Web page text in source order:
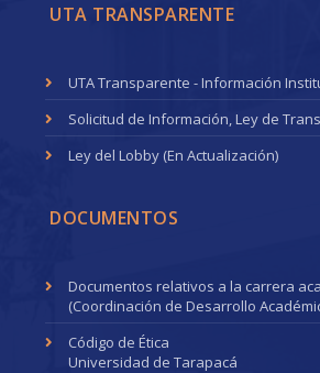
UTA TRANSPARENTE
UTA Transparente - Información
Solicitud de Información, Ley de
Ley del Lobby (En Actualización)
DOCUMENTOS
Documentos relativos a la carrera
(Coordinación de Desarrollo
Código de Ética
Universidad de Tarapacá